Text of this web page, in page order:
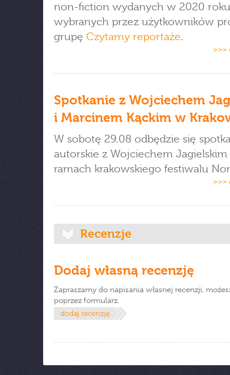
non-fiction wydanych w 2020 roku
wybranych przez użytkowników
grupę Czytamy reportaże.
>>>
Spotkanie z Wojciechem
i Marcinem Kąckim w
W sobotę 29.08 odbędzie się
autorskie z Wojciechem
ramach krakowskiego festiwalu
>>>
Recenzje
Dodaj własną recenzję
Zapraszamy do napisania własnej recenzji,
poprzez formularz.